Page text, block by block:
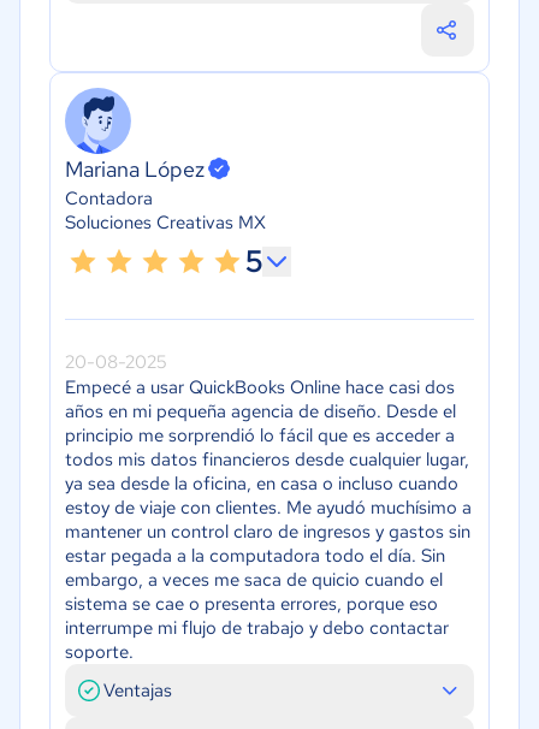
Mariana López
Contadora
Soluciones Creativas MX
5
20-08-2025
Empecé a usar QuickBooks Online hace casi dos
años en mi pequeña agencia de diseño. Desde el
principio me sorprendió lo fácil que es acceder a
todos mis datos financieros desde cualquier lugar,
ya sea desde la oficina, en casa o incluso cuando
estoy de viaje con clientes. Me ayudó muchísimo a
mantener un control claro de ingresos y gastos sin
estar pegada a la computadora todo el día. Sin
embargo, a veces me saca de quicio cuando el
sistema se cae o presenta errores, porque eso
interrumpe mi flujo de trabajo y debo contactar
soporte.
Ventajas